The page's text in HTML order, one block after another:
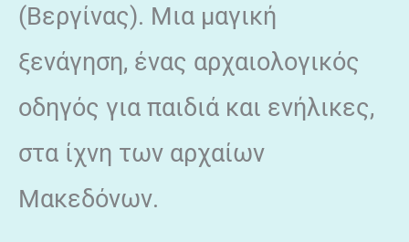
(Βεργίνας). Μια μαγική
ξενάγηση, ένας αρχαιολογικός
οδηγός για παιδιά και ενήλικες,
στα ίχνη των αρχαίων
Μακεδόνων.